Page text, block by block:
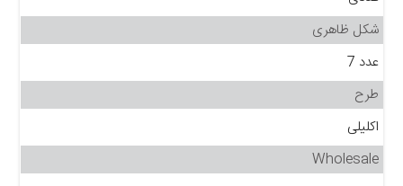
شکل ظاهری
عدد 7
طرح
اکلیلی
Wholesale